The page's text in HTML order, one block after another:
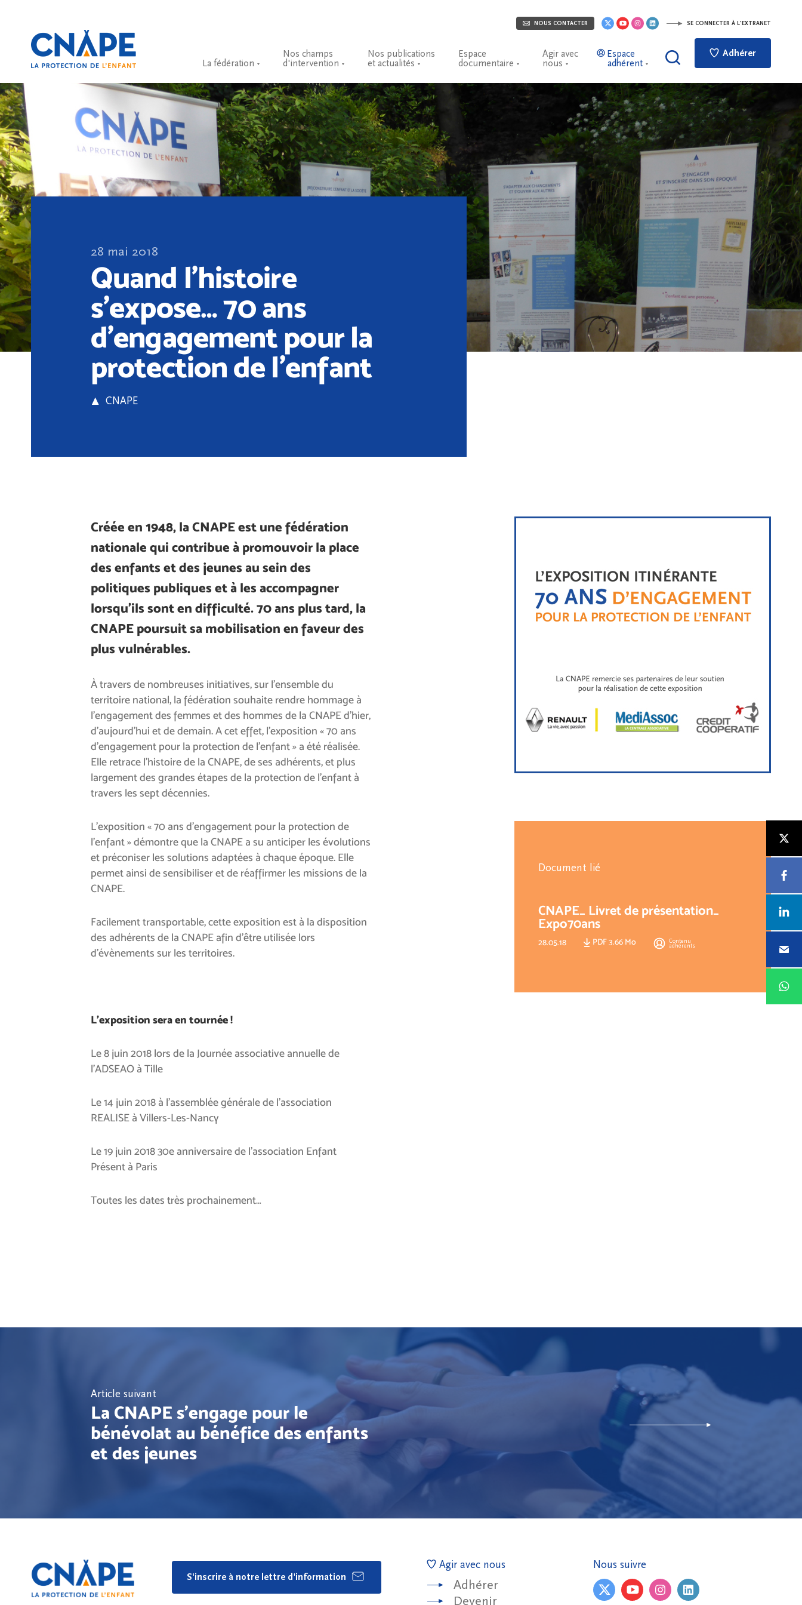
NOUS CONTACTER SE CONNECTER À L'EXTRANET
La fédération
Nos champs
d'intervention
Nos publications
et actualités
Espace
documentaire
Agir avec
nous
Espace
adhérent
Adhérer
28 mai 2018
Quand l’histoire
s’expose… 70 ans
d’engagement pour la
protection de l’enfant
CNAPE
Créée en 1948, la CNAPE est une fédération
nationale qui contribue à promouvoir la place
des enfants et des jeunes au sein des
politiques publiques et à les accompagner
lorsqu’ils sont en difficulté. 70 ans plus tard, la
CNAPE poursuit sa mobilisation en faveur des
plus vulnérables.
À travers de nombreuses initiatives, sur l’ensemble du
territoire national, la fédération souhaite rendre hommage à
l’engagement des femmes et des hommes de la CNAPE d’hier,
d’aujourd’hui et de demain. A cet effet, l’exposition « 70 ans
d’engagement pour la protection de l’enfant » a été réalisée.
Elle retrace l’histoire de la CNAPE, de ses adhérents, et plus
largement des grandes étapes de la protection de l’enfant à
travers les sept décennies.
L’exposition « 70 ans d’engagement pour la protection de
l’enfant » démontre que la CNAPE a su anticiper les évolutions
et préconiser les solutions adaptées à chaque époque. Elle
permet ainsi de sensibiliser et de réaffirmer les missions de la
CNAPE.
Facilement transportable, cette exposition est à la disposition
des adhérents de la CNAPE afin d’être utilisée lors
d’évènements sur les territoires.
L’exposition sera en tournée !
Le 8 juin 2018 lors de la Journée associative annuelle de
l’ADSEAO à Tille
Le 14 juin 2018 à l’assemblée générale de l’association
REALISE à Villers-Les-Nancy
Le 19 juin 2018 30e anniversaire de l’association Enfant
Présent à Paris
Toutes les dates très prochainement…
Document lié
CNAPE_ Livret de présentation_
Expo70ans
28.05.18 PDF 3.66 Mo Contenu
adhérents
Article suivant
La CNAPE s'engage pour le
bénévolat au bénéfice des enfants
et des jeunes
S'inscrire à notre lettre d'information
Agir avec nous
Adhérer
Devenir
Nous suivre